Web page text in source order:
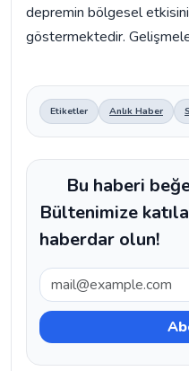
depremin bölgesel
göstermektedir.
Etiketler Anlık Haber
Bu haberi
Bültenimize
haberdar olun!